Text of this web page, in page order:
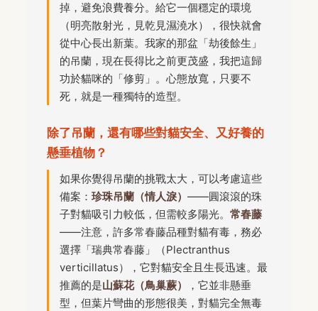
掉，避免浪費養分。給它一個穩定的環境
（明亮散射光，見乾見濕澆水），很快就會
從中心長出新葉。我家的那盆「劫後餘生」
的吊蘭，現在長得比之前更茂盛，我把這歸
功於貓咪的「修剪」。心態放寬，只要不
死，就是一種獨特的造型。
除了吊蘭，還有哪些對貓安全、又好養的
懸垂植物？
如果你覺得吊蘭的挑戰太大，可以考慮這些
備案： 珍珠吊蘭（情人淚） ——圓滾滾的珠
子對貓吸引力較低，但需較多陽光。 常春藤
——注意，許多常春藤品種對貓有毒，務必
選擇「瑞典常春藤」（Plectranthus
verticillatus），它對貓安全且生長迅速。最
推薦的是山蘇花（鳥巢蕨）
，它並非懸垂
型，但葉片彎曲的形態很美，對貓完全無毒